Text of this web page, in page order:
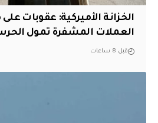
الخزانة الأميركية: عقوبات
العملات المشفرة تمول الحرس
قبل 8 ساعات